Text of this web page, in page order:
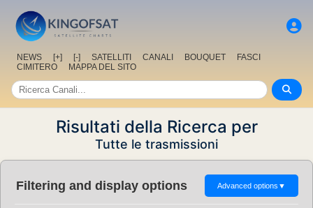
NEWS [+] [-] SATELLITI CANALI BOUQUET
FASCI
CIMITERO
MAPPA DEL SITO
Risultati della Ricerca per
Tutte le trasmissioni
Filtering and display options Advanced options ▼